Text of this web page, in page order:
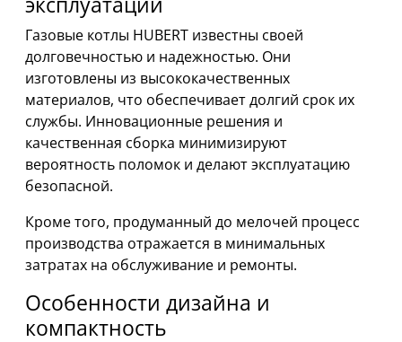
Газовые котлы HUBERT известны своей
долговечностью и надежностью. Они
изготовлены из высококачественных
материалов, что обеспечивает долгий срок их
службы. Инновационные решения и
качественная сборка минимизируют
вероятность поломок и делают эксплуатацию
безопасной.
Кроме того, продуманный до мелочей процесс
производства отражается в минимальных
затратах на обслуживание и ремонты.
Особенности дизайна и
компактность